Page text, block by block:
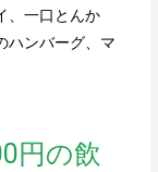
、一口とんか
ハンバーグ、マ
円の飲